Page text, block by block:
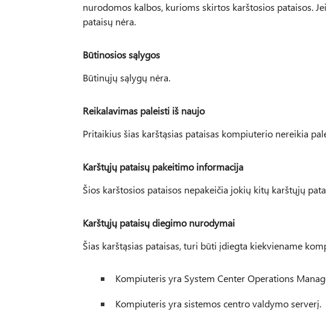
nurodomos kalbos, kurioms skirtos karštosios pataisos.
pataisų nėra.
Būtinosios sąlygos
Būtinųjų sąlygų nėra.
Reikalavimas paleisti iš naujo
Pritaikius šias karštąsias pataisas kompiuterio nereikia
Karštųjų pataisų pakeitimo informacija
Šios karštosios pataisos nepakeičia jokių kitų karštųjų
Karštųjų pataisų diegimo nurodymai
Šias karštąsias pataisas, turi būti įdiegta kiekviename
Kompiuteris yra System Center Operations
Kompiuteris yra sistemos centro valdymo serverį.